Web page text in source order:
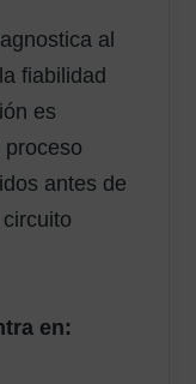
al
fiabilidad
es
antes de
en: